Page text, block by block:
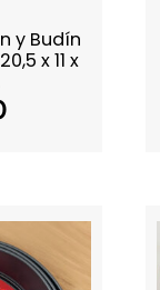
y Budín
x 11 x